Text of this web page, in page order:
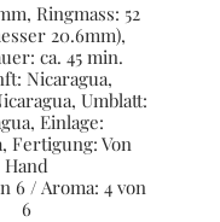
Ringmass: 52
20.6mm),
ca. 45 min.
Nicaragua,
Umblatt:
Einlage:
Fertigung: Von
Hand
6 / Aroma: 4 von
6